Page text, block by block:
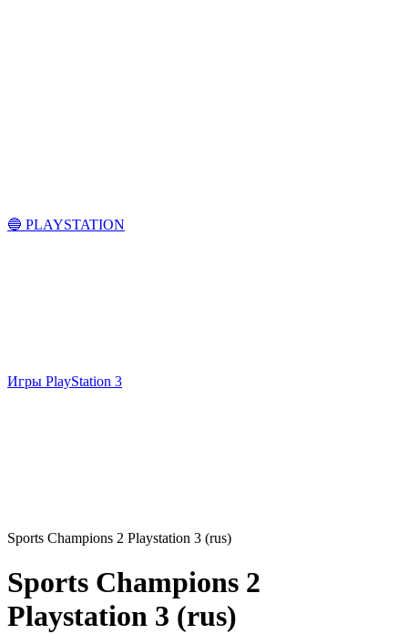
🔵 PLAYSTATION
Игры PlayStation 3
Sports Champions 2 Playstation 3 (rus)
Sports Champions 2
Playstation 3 (rus)